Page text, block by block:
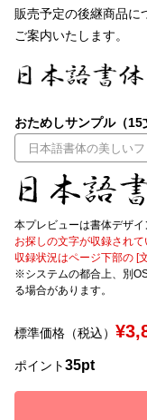
お気に入り
ご利用ガイド
よくあるご質問
お問い合わせ
江戸文字
セット or 単体
文字種類
価格帯
販売予定の後継商品に
ご案内いたします。
おためしサンプル（15
本プレビューは書体デザイ
お探しの文字が収録され
収録状況はページ下部の [
※システムの都合上、別
る場合があります。
標準価格（税込）
ポイント35pt